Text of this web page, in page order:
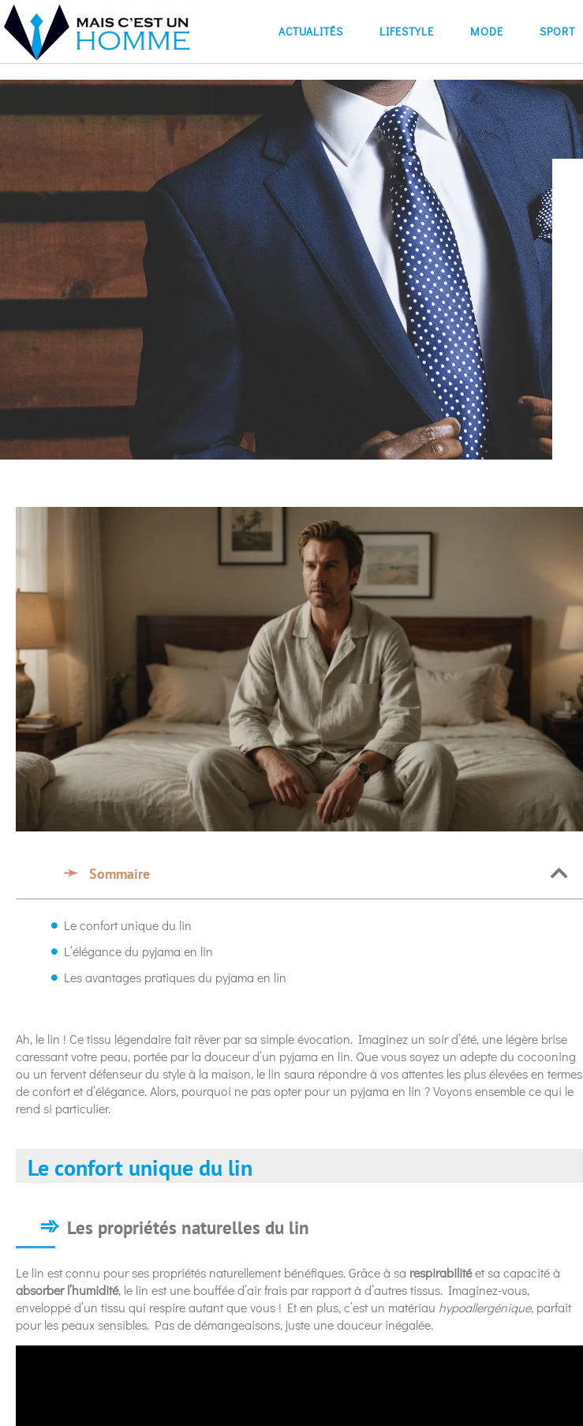
ACTUALITÉS LIFESTYLE MODE SPORT
Sommaire
Le confort unique du lin
L’élégance du pyjama en lin
Les avantages pratiques du pyjama en lin
Ah, le lin ! Ce tissu légendaire fait rêver par sa simple évocation. Imaginez un soir d’été, une légère brise
caressant votre peau, portée par la douceur d’un pyjama en lin. Que vous soyez un adepte du cocooning
ou un fervent défenseur du style à la maison, le lin saura répondre à vos attentes les plus élevées en termes
de confort et d’élégance. Alors, pourquoi ne pas opter pour un pyjama en lin ? Voyons ensemble ce qui le
rend si particulier.
Le confort unique du lin
Les propriétés naturelles du lin
Le lin est connu pour ses propriétés naturellement bénéfiques. Grâce à sa respirabilitéet sa capacité à
absorber l’humidité, le lin est une bouffée d’air frais par rapport à d’autres tissus. Imaginez-vous,
enveloppé d’un tissu qui respire autant que vous ! Et en plus, c’est un matériau hypoallergénique, parfait
pour les peaux sensibles. Pas de démangeaisons, juste une douceur inégalée.